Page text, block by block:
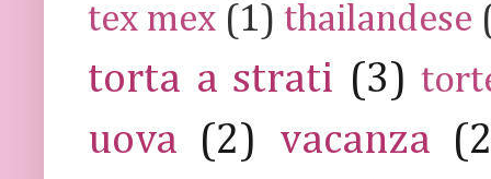
tex mex (1) thailandese
torta a strati (3)
uova (2) vacanza